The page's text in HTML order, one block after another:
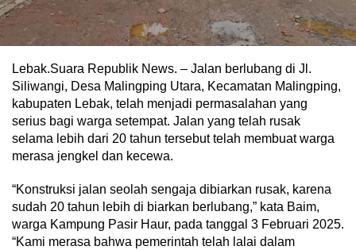
Lebak.Suara Republik News. – Jalan berlubang di Jl.
Siliwangi, Desa Malingping Utara, Kecamatan Malingping,
kabupaten Lebak, telah menjadi permasalahan yang
serius bagi warga setempat. Jalan yang telah rusak
selama lebih dari 20 tahun tersebut telah membuat warga
merasa jengkel dan kecewa.
“Konstruksi jalan seolah sengaja dibiarkan rusak, karena
sudah 20 tahun lebih di biarkan berlubang,” kata Baim,
warga Kampung Pasir Haur, pada tanggal 3 Februari 2025.
“Kami merasa bahwa pemerintah telah lalai dalam